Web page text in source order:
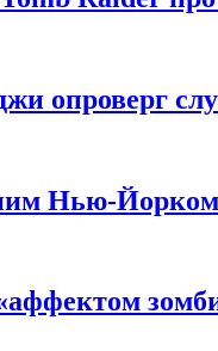
опроверг
Нью-Йорком